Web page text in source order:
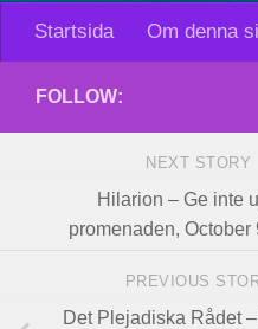
Startsida Om denna
FOLLOW:
NEXT STORY
Hilarion – Ge inte
promenaden, October
PREVIOUS
Det Plejadiska Rådet